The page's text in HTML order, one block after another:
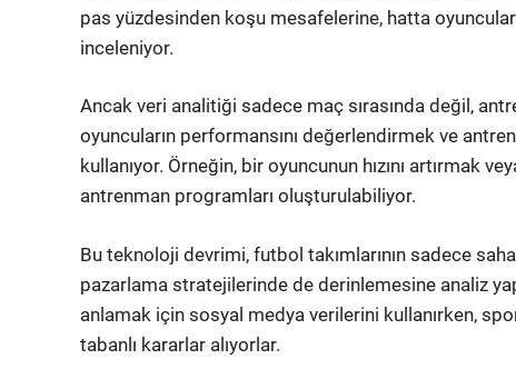
pas yüzdesinden koşu mesafelerine, hatta
inceleniyor.
Ancak veri analitiği sadece maç sırasında değil,
oyuncuların performansını değerlendirmek ve
kullanıyor. Örneğin, bir oyuncunun hızını artırmak
antrenman programları oluşturulabiliyor.
Bu teknoloji devrimi, futbol takımlarının sadece
pazarlama stratejilerinde de derinlemesine analiz
anlamak için sosyal medya verilerini kullanırken,
tabanlı kararlar alıyorlar.